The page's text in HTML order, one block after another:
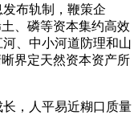
布轨制，鞭策企
、磷等资本集约高效
、中小河道防理和山
界定天然资本资产所
，人平易近糊口质量